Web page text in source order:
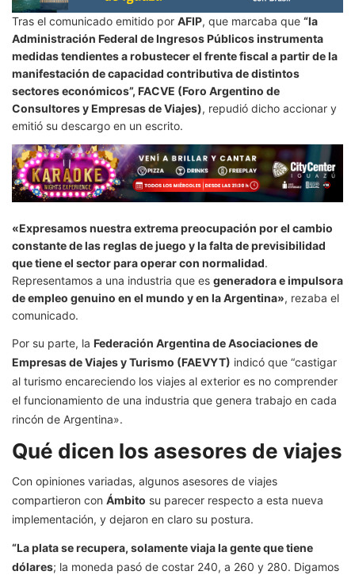
Tras el comunicado emitido por AFIP, que marcaba que “la
Administración Federal de Ingresos Públicos instrumenta
medidas tendientes a robustecer el frente fiscal a partir de la
manifestación de capacidad contributiva de distintos
sectores económicos”, FACVE (Foro Argentino de
Consultores y Empresas de Viajes), repudió dicho accionar y
emitió su descargo en un escrito.
«Expresamos nuestra extrema preocupación por el cambio
constante de las reglas de juego y la falta de previsibilidad
que tiene el sector para operar con normalidad.
Representamos a una industria que es generadora e impulsora
de empleo genuino en el mundo y en la Argentina», rezaba el
comunicado.
Por su parte, la Federación Argentina de Asociaciones de
Empresas de Viajes y Turismo (FAEVYT) indicó que “castigar
al turismo encareciendo los viajes al exterior es no comprender
el funcionamiento de una industria que genera trabajo en cada
rincón de Argentina».
Qué dicen los asesores de viajes
Con opiniones variadas, algunos asesores de viajes
compartieron con Ámbito su parecer respecto a esta nueva
implementación, y dejaron en claro su postura.
“La plata se recupera, solamente viaja la gente que tiene
dólares; la moneda pasó de costar 240, a 260 y 280. Digamos